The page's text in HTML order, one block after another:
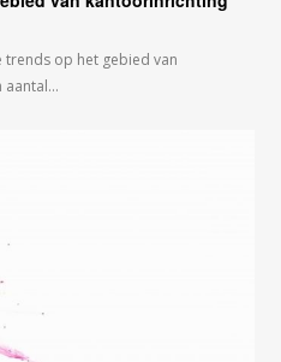
trends op het gebied van
aantal…